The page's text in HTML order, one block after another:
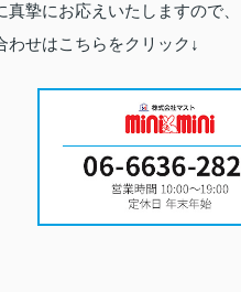
真摯にお応えいたしますので
わせはこちらをクリック↓